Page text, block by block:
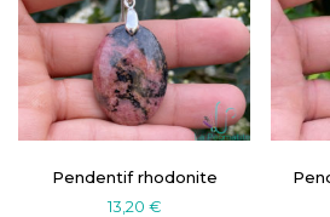
Pendentif rhodonite
13,20 €